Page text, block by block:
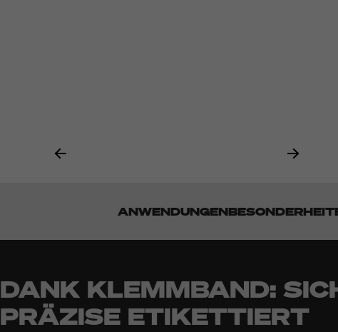
ANWENDUNGEN
DANK KLEMMBAND:
PRÄZISE ETIKETTIERT